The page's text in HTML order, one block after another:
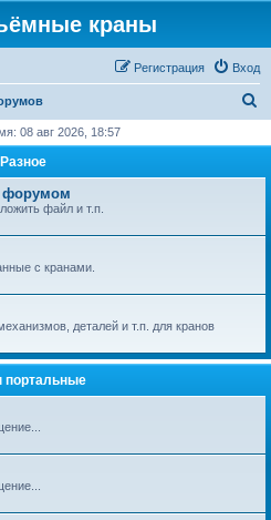
краны
Вход
Регистрация
с
08 авг 2026, 18:57
Разное
форумом
файл и т.п.
с кранами.
деталей и т.п. для кранов
портальные